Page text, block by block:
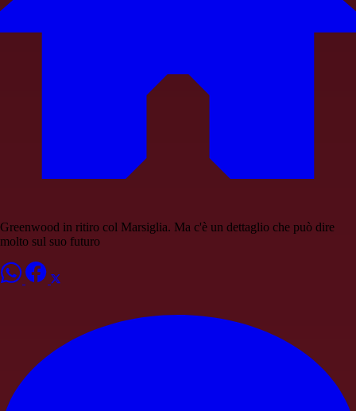
Greenwood in ritiro col Marsiglia. Ma c'è un dettaglio che può dire
molto sul suo futuro